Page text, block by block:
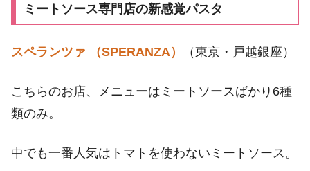
ミートソース専門店の新感覚パスタ
スペランツァ （SPERANZA） （東京・戸越銀座）
こちらのお店、メニューはミートソースばかり6種
類のみ。
中でも一番人気はトマトを使わないミートソース。